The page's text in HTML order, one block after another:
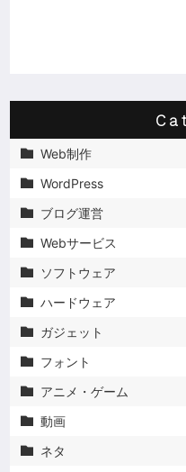
 Web制作
 WordPress
 ブログ運営
 Webサービス
 ソフトウェア
 ハードウェア
 ガジェット
 フォント
 アニメ・ゲーム
 動画
 ネタ